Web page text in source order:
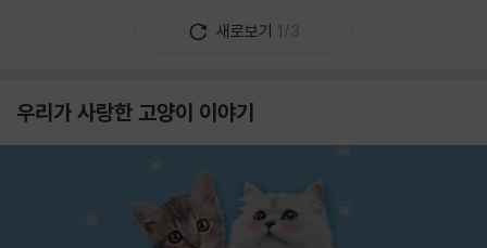
새로보기 1/3
우리가 사랑한 고양이 이야기